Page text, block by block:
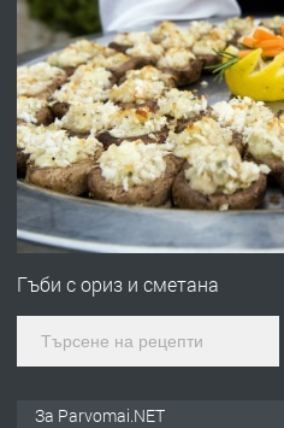
ПРЕДЛАГА Работа
ПРЕДЛАГА
Първи
Гъби с ориз и сметана
За Parvomai.NET